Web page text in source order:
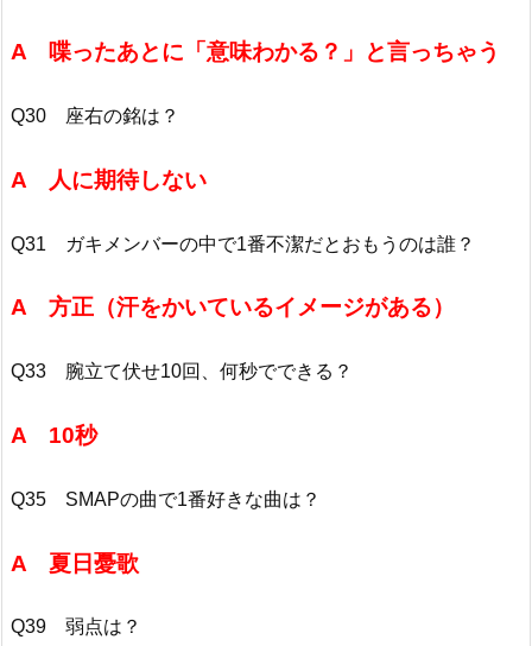
A 喋ったあとに「意味わかる？」と言っちゃう
Q30 座右の銘は？
A 人に期待しない
Q31 ガキメンバーの中で1番不潔だとおもうのは誰？
A 方正（汗をかいているイメージがある）
Q33 腕立て伏せ10回、何秒でできる？
A 10秒
Q35 SMAPの曲で1番好きな曲は？
A 夏日憂歌
Q39 弱点は？